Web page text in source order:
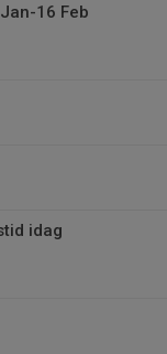
16 Feb
idag